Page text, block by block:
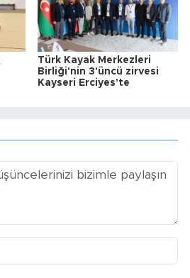
Türk Kayak Merkezleri
Birliği'nin 3'üncü zirvesi
Kayseri Erciyes'te